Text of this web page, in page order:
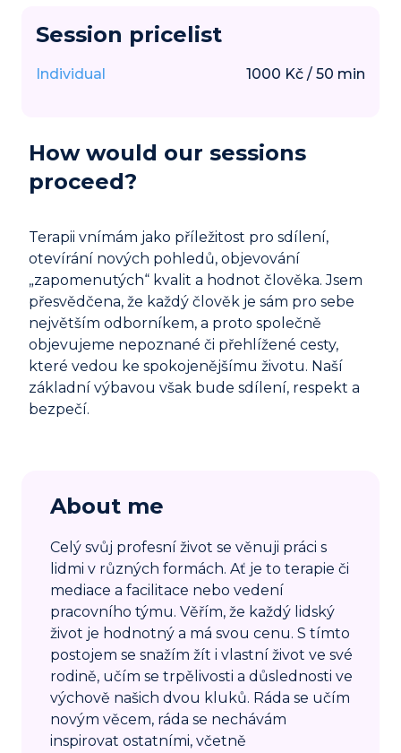
Session pricelist
Individual 1000 Kč / 50 min
How would our sessions
proceed?
Terapii vnímám jako příležitost pro sdílení,
otevírání nových pohledů, objevování
„zapomenutých“ kvalit a hodnot člověka. Jsem
přesvědčena, že každý člověk je sám pro sebe
největším odborníkem, a proto společně
objevujeme nepoznané či přehlížené cesty,
které vedou ke spokojenějšímu životu. Naší
základní výbavou však bude sdílení, respekt a
bezpečí.
About me
Celý svůj profesní život se věnuji práci s
lidmi v různých formách. Ať je to terapie či
mediace a facilitace nebo vedení
pracovního týmu. Věřím, že každý lidský
život je hodnotný a má svou cenu. S tímto
postojem se snažím žít i vlastní život ve své
rodině, učím se trpělivosti a důslednosti ve
výchově našich dvou kluků. Ráda se učím
novým věcem, ráda se nechávám
inspirovat ostatními, včetně